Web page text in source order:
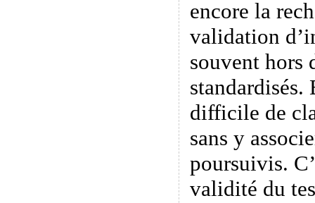
encore la
validation
souvent hors
standardisés.
difficile de
sans y
poursuivis.
validité du